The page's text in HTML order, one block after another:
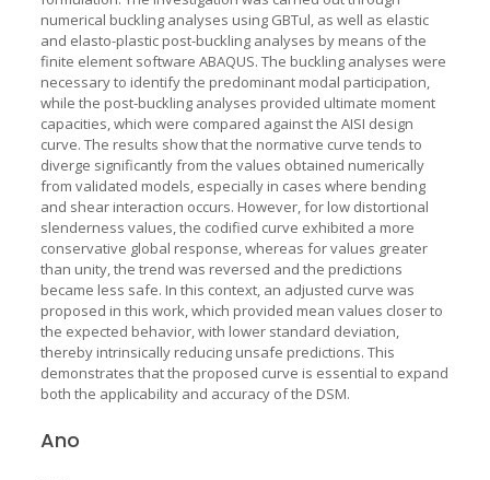
numerical buckling analyses using GBTul, as well as elastic
and elasto-plastic post-buckling analyses by means of the
finite element software ABAQUS. The buckling analyses were
necessary to identify the predominant modal participation,
while the post-buckling analyses provided ultimate moment
capacities, which were compared against the AISI design
curve. The results show that the normative curve tends to
diverge significantly from the values obtained numerically
from validated models, especially in cases where bending
and shear interaction occurs. However, for low distortional
slenderness values, the codified curve exhibited a more
conservative global response, whereas for values greater
than unity, the trend was reversed and the predictions
became less safe. In this context, an adjusted curve was
proposed in this work, which provided mean values closer to
the expected behavior, with lower standard deviation,
thereby intrinsically reducing unsafe predictions. This
demonstrates that the proposed curve is essential to expand
both the applicability and accuracy of the DSM.
Ano